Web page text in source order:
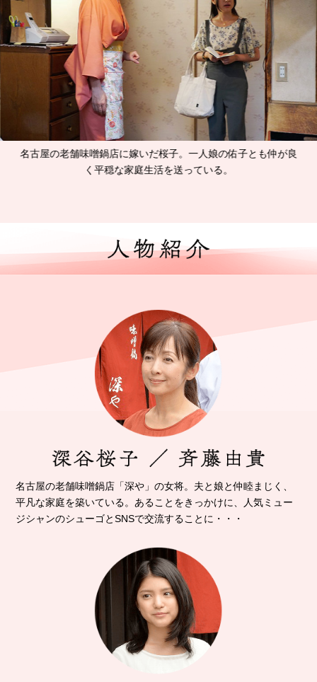
名古屋の老舗味噌鍋店に嫁いだ桜子。一人娘の佑子とも仲が良
く平穏な家庭生活を送っている。
名古屋の老舗味噌鍋店「深や」の女将。 夫と娘と仲睦まじく、
平凡な家庭を築いている。 あることをきっかけに、人気ミュー
ジシャンのシューゴとSNSで交流することに・・・